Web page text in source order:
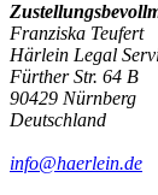
Franziska Teufert
Härlein Legal
Fürther Str. 64 B
90429 Nürnberg
Deutschland
info@haerlein.de